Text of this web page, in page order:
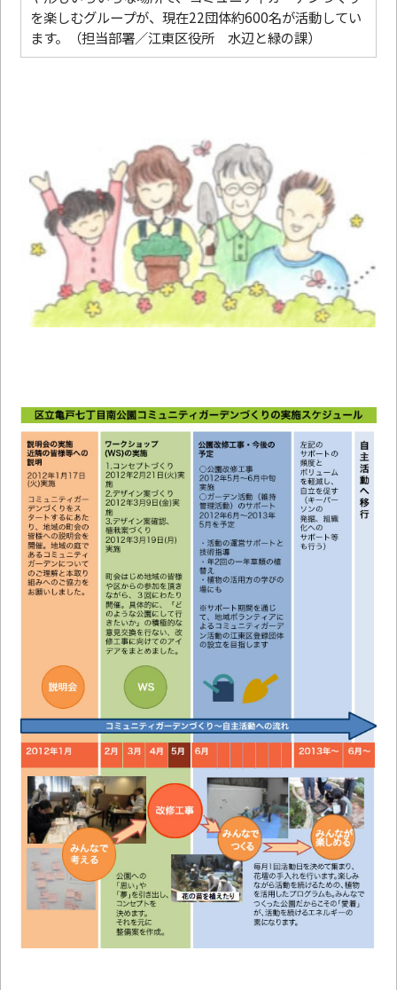
を楽しむグループが、現在22団体約600名が活動してい
ます。（担当部署／江東区役所 水辺と緑の課）